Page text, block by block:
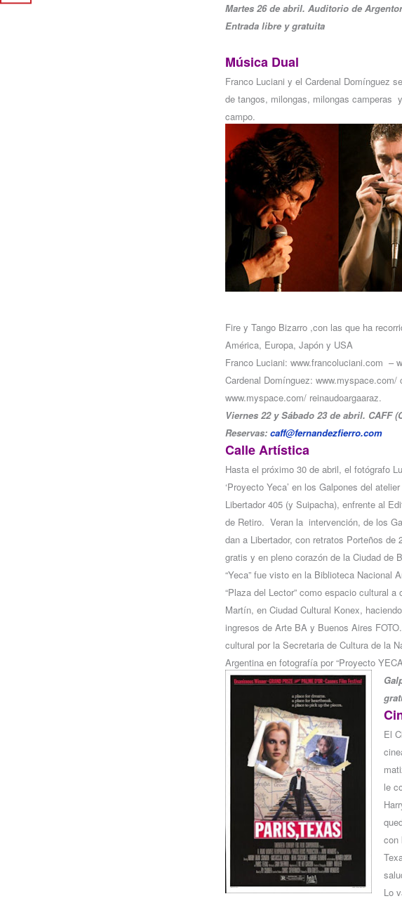
Martes 26 de abril. Auditorio de
Entrada libre y gratuita
Música Dual
Franco Luciani y el Cardenal Domínguez
de tangos, milongas, milongas camperas
campo.
Fire y Tango Bizarro ,con las que ha
América, Europa, Japón y USA
Franco Luciani: www.francoluciani.com –
Cardenal Domínguez:
www.myspace.com/ reinaudoargaaraz.
Viernes 22 y Sábado 23 de abril. CAFF
Reservas: caff@fernandezfierro.com
Calle Artística
Hasta el próximo 30 de abril, el fotógrafo
‘Proyecto Yeca’ en los Galpones del
Libertador 405 (y Suipacha), enfrente al
de Retiro. Veran la intervención, de los
dan a Libertador, con retratos Porteños de
gratis y en pleno corazón de la Ciudad de
“Yeca” fue visto en la Biblioteca Nacional
“Plaza del Lector” como espacio cultural
Martín, en Ciudad Cultural Konex,
ingresos de Arte BA y Buenos Aires
cultural por la Secretaria de Cultura de la
Argentina en fotografía por “Proyecto
El
le
con
Lo